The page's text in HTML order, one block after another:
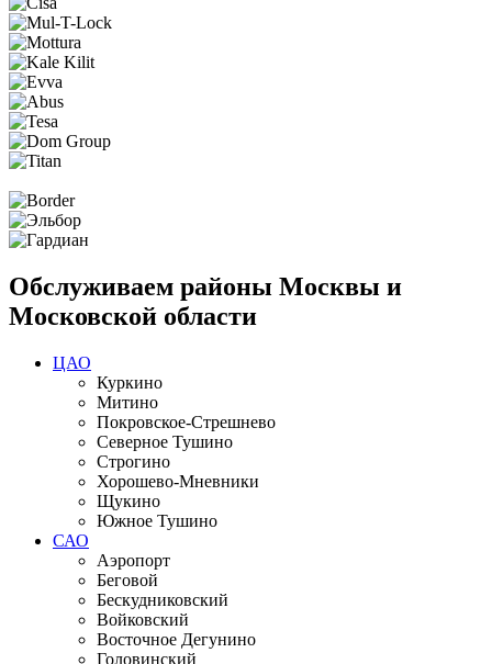
Обслуживаем районы Москвы и
Московской области
ЦАО
Куркино
Митино
Покровское-Стрешнево
Северное Тушино
Строгино
Хорошево-Мневники
Щукино
Южное Тушино
САО
Аэропорт
Беговой
Бескудниковский
Войковский
Восточное Дегунино
Головинский